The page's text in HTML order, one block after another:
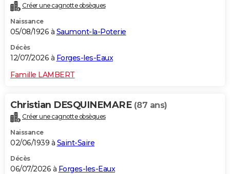
Destinations
City break
Voyage nature
Voyage de noces
Forum
Climat
+PHOTO
GUIDES D'ACHAT
BONS PLANS
CARTE DE VOEUX
Dictionnaire
Biographies
Citations
Expressions
Proverbes
PROGRAMME TV
COPAINS D'AVANT
S'inscrire
Se connecter
Lycées
Collèges
Primaires
Universités
Entreprises
Service militaire
Avis de recherche
AVIS DE DÉCÈS
Créer une cagnotte obsèques
Naissance
05/08/1926 à Saumont-la-Poterie
Décès
12/07/2026 à Forges-les-Eaux
Famille LAMBERT
Christian DESQUINEMARE (87 ans)
Créer une cagnotte obsèques
Naissance
02/06/1939 à Saint-Saire
Décès
06/07/2026 à Forges-les-Eaux